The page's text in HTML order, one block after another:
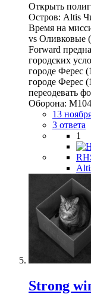
Открыть
Остров: Altis
Время на
vs Оливковые
Forward
городских
городе Ферес
городе Ферес
переодевать
Оборона:
13
3 ответа
1
Strong